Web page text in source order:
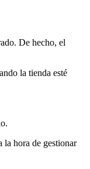
De hecho, el
la tienda esté
hora de gestionar